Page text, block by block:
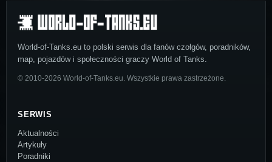
World-of-Tanks.eu to polski serwis dla fanów czołgów, poradników,
map, pojazdów i społeczności graczy World of Tanks.
© 2010-2026 World-of-Tanks.eu. Wszystkie prawa zastrzeżone.
SERWIS
Aktualności
Artykuły
Poradniki